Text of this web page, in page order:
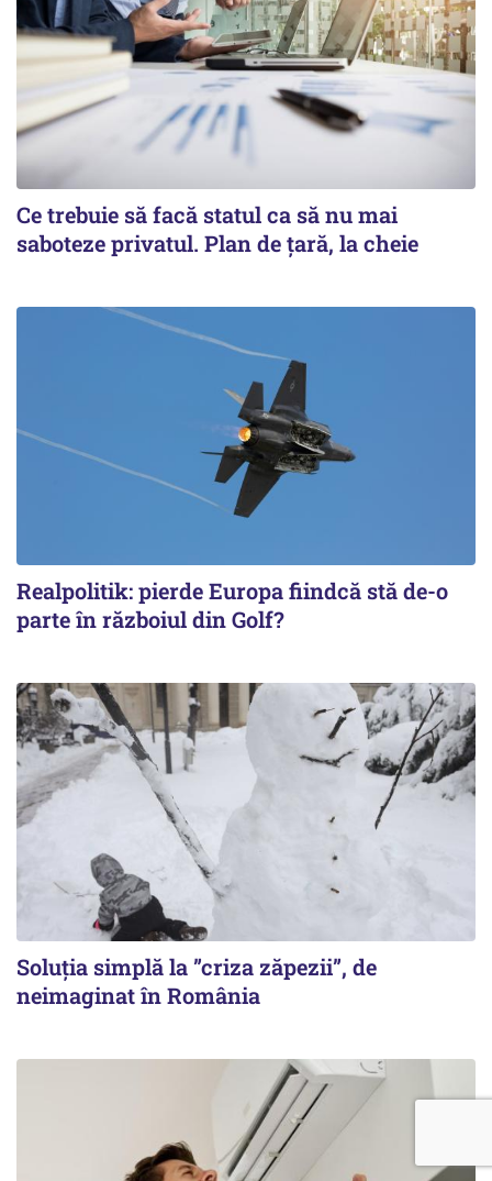
Ce trebuie să facă statul ca să nu mai
saboteze privatul. Plan de țară, la cheie
Realpolitik: pierde Europa fiindcă stă de-o
parte în războiul din Golf?
Soluția simplă la ”criza zăpezii”, de
neimaginat în România